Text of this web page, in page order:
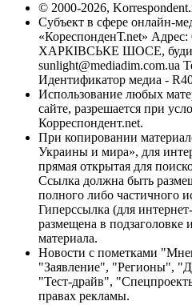
© 2000-2026,
Субъект в сфере онлайн-
«КореспонденТ.net» Адрес:
ХАРКІВСЬКЕ ШОСЕ,
sunlight@mediadim.com.ua
Идентификатор медиа -
Использование любых
сайте, разрешается при
Корреспондент.net.
При копировании
Украины и мира», для
прямая открытая для
Ссылка должна быть
полного либо частичного
Гиперссылка (для
размещена в подзаголовке
материала.
Новости с пометками
"Заявление", "Регионы",
"Тест-драйв",
правах рекламы.